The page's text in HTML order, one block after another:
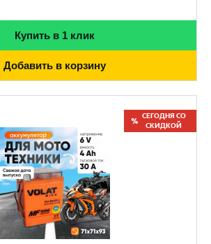
Купить в 1 клик
Добавить в корзину
СЕГОДНЯ СО
СКИДКОЙ